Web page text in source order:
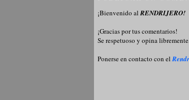
¡Bienvenido alRENDRIJERO!
¡Gracias por tus comentarios!
Se respetuoso y opina
Ponerse en contacto con el